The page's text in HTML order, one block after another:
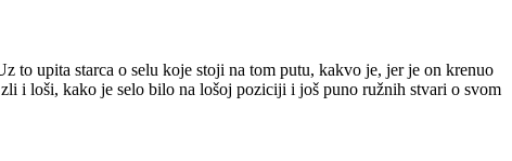
to upita starca o selu koje stoji na tom putu, kakvo je, jer je on krenuo
i loši, kako je selo bilo na lošoj poziciji i još puno ružnih stvari o svom